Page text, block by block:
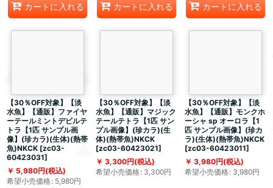
カートに入れる カートに入れる カートに入れる
【30％OFF対象】【淡
水魚】【通販】ファイヤ
ーテールミントデビルテ
トラ【1匹 サンプル画
像】(珍カラ)(生体)(熱帯
魚)NKCK [zc03-
60423031]
5,980円(税込)
希望小売価格: 5,980円
【30％OFF対象】【淡
水魚】【通販】マジック
テールテトラ【1匹 サン
プル画像】(珍カラ)(生
体)(熱帯魚)NKCK
[zc03-60423021]
3,300円(税込)
希望小売価格: 3,300円
【30％OFF対象】【淡
水魚】【通販】モンクホ
ーシャ sp オーロラ【1
匹 サンプル画像】(珍カ
ラ)(生体)(熱帯魚)NKCK
[zc03-60423011]
3,980円(税込)
希望小売価格: 3,980円